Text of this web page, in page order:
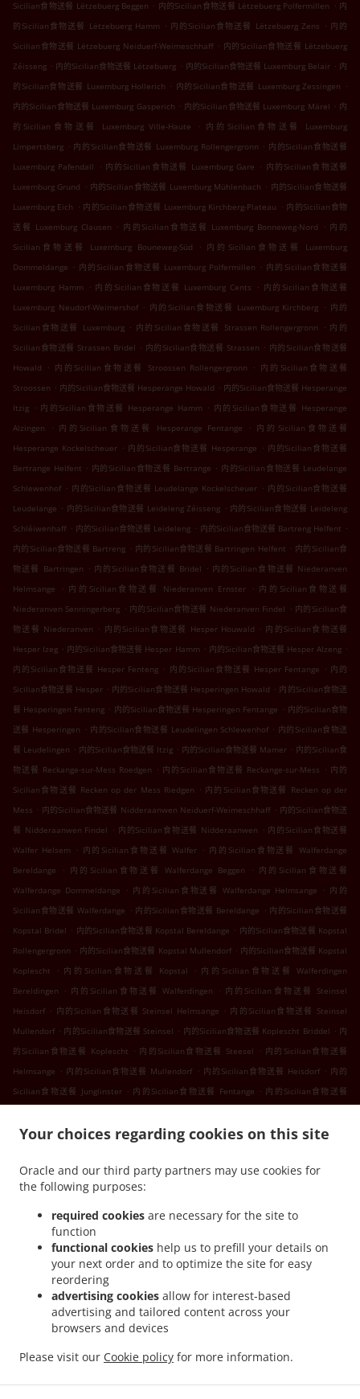
Your choices regarding cookies on this site
Oracle and our third party partners may use cookies for
the following purposes:
required cookies are necessary for the site to
function
functional cookies help us to prefill your details on
your next order and to optimize the site for easy
reordering
advertising cookies allow for interest-based
advertising and tailored content across your
browsers and devices
Please visit our Cookie policy for more information.
Sicilian食物送餐 Lëtzebuerg Beggen . 内的Sicilian食物送餐 Lëtzebuerg Polfermillen . 内
的Sicilian食物送餐 Lëtzebuerg Hamm . 内的Sicilian食物送餐 Lëtzebuerg Zens . 内的
Sicilian食物送餐 Lëtzebuerg Neiduerf-Weimeschhaff . 内的Sicilian食物送餐 Lëtzebuerg
Zéisseng . 内的Sicilian食物送餐 Lëtzebuerg . 内的Sicilian食物送餐 Luxemburg Belair . 内
的Sicilian食物送餐 Luxemburg Hollerich . 内的Sicilian食物送餐 Luxemburg Zessingen .
内的Sicilian食物送餐 Luxemburg Gasperich . 内的Sicilian食物送餐 Luxemburg Märel . 内
的Sicilian食物送餐 Luxemburg Ville-Haute
. 内的Sicilian食物送餐 Luxemburg
Limpertsberg . 内的Sicilian食物送餐 Luxemburg Rollengergronn . 内的Sicilian食物送餐
Luxemburg Pafendall
. 内的Sicilian食物送餐 Luxemburg Gare . 内的Sicilian食物送餐
Luxemburg Grund . 内的Sicilian食物送餐 Luxemburg Mühlenbach . 内的Sicilian食物送餐
Luxemburg Eich . 内的Sicilian食物送餐 Luxemburg Kirchberg-Plateau . 内的Sicilian食物
送餐 Luxemburg Clausen . 内的Sicilian食物送餐 Luxemburg Bonneweg-Nord . 内的
Sicilian食物送餐 Luxemburg Bouneweg-Süd
. 内的Sicilian食物送餐 Luxemburg
Dommeldange . 内的Sicilian食物送餐 Luxemburg Polfermillen . 内的Sicilian食物送餐
Luxemburg Hamm
. 内的Sicilian食物送餐 Luxemburg Cents . 内的Sicilian食物送餐
Luxemburg Neudorf-Weimershof . 内的Sicilian食物送餐 Luxemburg Kirchberg . 内的
Sicilian食物送餐 Luxemburg . 内的Sicilian食物送餐 Strassen Rollengergronn . 内的
Sicilian食物送餐 Strassen Bridel . 内的Sicilian食物送餐 Strassen . 内的Sicilian食物送餐
Howald
. 内的Sicilian食物送餐 Stroossen Rollengergronn . 内的Sicilian食物送餐
Stroossen . 内的Sicilian食物送餐 Hesperange Howald . 内的Sicilian食物送餐 Hesperange
Itzig . 内的Sicilian食物送餐 Hesperange Hamm . 内的Sicilian食物送餐 Hesperange
Alzingen
. 内的Sicilian食物送餐 Hesperange Fentange . 内的Sicilian食物送餐
Hesperange Kockelscheuer . 内的Sicilian食物送餐 Hesperange . 内的Sicilian食物送餐
Bertrange Helfent . 内的Sicilian食物送餐 Bertrange . 内的Sicilian食物送餐 Leudelange
Schlewenhof . 内的Sicilian食物送餐 Leudelange Kockelscheuer . 内的Sicilian食物送餐
Leudelange . 内的Sicilian食物送餐 Leideleng Zéisseng . 内的Sicilian食物送餐 Leideleng
Schléiwenhaff . 内的Sicilian食物送餐 Leideleng . 内的Sicilian食物送餐 Bartreng Helfent .
内的Sicilian食物送餐 Bartreng . 内的Sicilian食物送餐 Bartringen Helfent . 内的Sicilian食
物送餐 Bartringen . 内的Sicilian食物送餐 Bridel . 内的Sicilian食物送餐 Niederanven
Helmsange
. 内的Sicilian食物送餐 Niederanven Ernster . 内的Sicilian食物送餐
Niederanven Senningerberg . 内的Sicilian食物送餐 Niederanven Findel . 内的Sicilian食
物送餐 Niederanven . 内的Sicilian食物送餐 Hesper Houwald . 内的Sicilian食物送餐
Hesper Izeg . 内的Sicilian食物送餐 Hesper Hamm . 内的Sicilian食物送餐 Hesper Alzeng .
内的Sicilian食物送餐 Hesper Fenteng . 内的Sicilian食物送餐 Hesper Fentange . 内的
Sicilian食物送餐 Hesper . 内的Sicilian食物送餐 Hesperingen Howald . 内的Sicilian食物送
餐 Hesperingen Fenteng . 内的Sicilian食物送餐 Hesperingen Fentange . 内的Sicilian食物
送餐 Hesperingen . 内的Sicilian食物送餐 Leudelingen Schlewenhof . 内的Sicilian食物送
餐 Leudelingen . 内的Sicilian食物送餐 Itzig . 内的Sicilian食物送餐 Mamer . 内的Sicilian食
物送餐 Reckange-sur-Mess Roedgen . 内的Sicilian食物送餐 Reckange-sur-Mess . 内的
Sicilian食物送餐 Recken op der Mess Riedgen . 内的Sicilian食物送餐 Recken op der
Mess . 内的Sicilian食物送餐 Nidderaanwen Neiduerf-Weimeschhaff . 内的Sicilian食物送
餐 Nidderaanwen Findel . 内的Sicilian食物送餐 Nidderaanwen . 内的Sicilian食物送餐
Walfer Helsem
. 内的Sicilian食物送餐 Walfer . 内的Sicilian食物送餐 Walferdange
Bereldange
. 内的Sicilian食物送餐 Walferdange Beggen . 内的Sicilian食物送餐
Walferdange Dommeldange
. 内的Sicilian食物送餐 Walferdange Helmsange . 内的
Sicilian食物送餐 Walferdange . 内的Sicilian食物送餐 Bereldange . 内的Sicilian食物送餐
Kopstal Bridel . 内的Sicilian食物送餐 Kopstal Bereldange . 内的Sicilian食物送餐 Kopstal
Rollengergronn . 内的Sicilian食物送餐 Kopstal Mullendorf . 内的Sicilian食物送餐 Kopstal
Koplescht
. 内的Sicilian食物送餐 Kopstal . 内的Sicilian食物送餐 Walferdingen
Bereldingen
. 内的Sicilian食物送餐 Walferdingen . 内的Sicilian食物送餐 Steinsel
Heisdorf . 内的Sicilian食物送餐 Steinsel Helmsange . 内的Sicilian食物送餐 Steinsel
Mullendorf . 内的Sicilian食物送餐 Steinsel . 内的Sicilian食物送餐 Koplescht Briddel . 内
的Sicilian食物送餐 Koplescht . 内的Sicilian食物送餐 Steesel . 内的Sicilian食物送餐
Helmsange . 内的Sicilian食物送餐 Mullendorf . 内的Sicilian食物送餐 Heisdorf . 内的
Sicilian食物送餐 Junglinster . 内的Sicilian食物送餐 Fentange . 内的Sicilian食物送餐
Lorentzweiler Boufer . 内的Sicilian食物送餐 Lorentzweiler Helmdange . 内的Sicilian食物
Sicilian食物送餐 Lorentzweiler Hielem . 内的Sicilian食物送餐 Lorentzweiler
Sicilian食物送餐 Luerenzweiler Boufer
的Sicilian食物送餐 Luerenzweiler
内的Sicilian食物送餐 Helmdange . 内的Sicilian食物送
餐 Kehlen Bridel . 内的Sicilian食物送餐 Kehlen Brameschhaff
Kehlen
内的Sicilian食物送餐 Contern . 内的Sicilian食物送餐 Alzingen . 内的Sicilian食物
送餐 Findel Hamm
. 内的Sicilian食物送餐 Findel
内的Sicilian食物送餐 Roeser
Kockelscheuer
内的Sicilian食物送餐 Roeser Gasperich
内的Sicilian食物送餐 Roeser
内的Sicilian食物送餐 Roeser Bivange . 内的Sicilian食物送餐 Roeser Fentange
内的Sicilian食物送餐 Roeser . 内的Sicilian食物送餐 Sandweiler Findel
送餐 Sandweiler Hamm
内的Sicilian食物送餐 Sandweiler
内的Sicilian食物送餐